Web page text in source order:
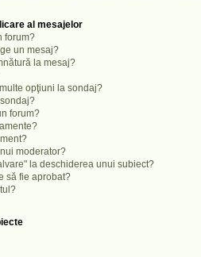
al mesajelor
forum?
un mesaj?
la mesaj?
opţiuni la sondaj?
forum?
moderator?
la deschiderea unui subiect?
să fie aprobat?